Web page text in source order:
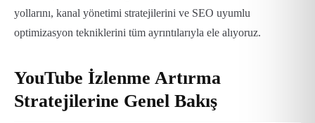
yollarını, kanal yönetimi stratejilerini ve SEO uyumlu
optimizasyon tekniklerini tüm ayrıntılarıyla ele alıyoruz.
YouTube İzlenme Artırma
Stratejilerine Genel Bakış